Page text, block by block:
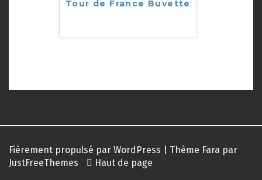
Tour de France Buvette
Fièrement propulsé par WordPress Thème Fara par
JustFreeThemes
Haut de page